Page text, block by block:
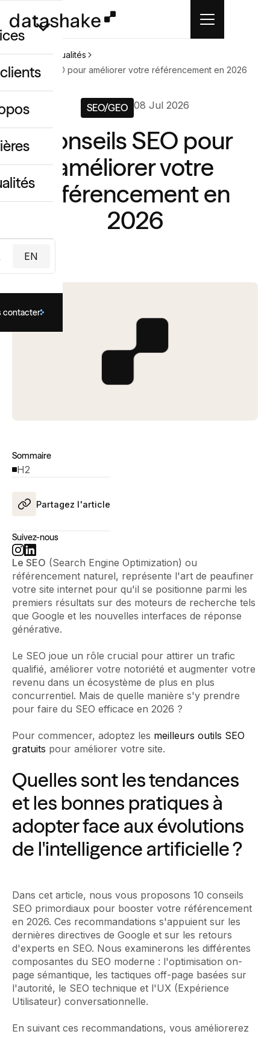
créatif IA
EN
contacter
Accueil
Actualités
Conseils SEO pour améliorer votre référencement en 2026
SEO/GEO 08 Jul 2026
Conseils SEO pour
améliorer votre
référencement en
2026
Sommaire
H2
Partagez l'article
Suivez-nous
Le SEO (Search Engine Optimization) ou
référencement naturel, représente l'art de peaufiner
votre site internet pour qu'il se positionne parmi les
premiers résultats sur des moteurs de recherche tels
que Google et les nouvelles interfaces de réponse
générative.
Le SEO joue un rôle crucial pour attirer un trafic
qualifié, améliorer votre notoriété et augmenter votre
revenu dans un écosystème de plus en plus
concurrentiel. Mais de quelle manière s'y prendre
pour faire du SEO efficace en 2026 ?
Pour commencer, adoptez les meilleurs outils SEO
gratuits pour améliorer votre site.‍
Quelles sont les tendances
et les bonnes pratiques à
adopter face aux évolutions
de l'intelligence artificielle ?‍
Dans cet article, nous vous proposons 10 conseils
SEO primordiaux pour booster votre référencement
en 2026. Ces recommandations s'appuient sur les
dernières directives de Google et sur les retours
d'experts en SEO. Nous examinerons les différentes
composantes du SEO moderne : l'optimisation on-
page sémantique, les tactiques off-page basées sur
l'autorité, le SEO technique et l'UX (Expérience
Utilisateur) conversationnelle.‍
En suivant ces recommandations, vous améliorerez